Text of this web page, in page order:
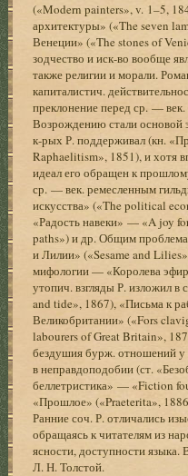
(«Modern painters», v. 1–5,
архитектуры» («The seven
Венеции» («The stones of
зодчество и иск-во вообще
также религии и морали.
капиталистич.
преклонение перед ср. —
Возрождению стали основой
к-рых Р. поддерживал (кн.
Raphaelitism», 1851), и хотя
идеал его обращен к
ср. — век. ремесленным
искусства» («The political
«Радость навеки» — «A joy
paths») и др. Общим
и Лилии» («Sesame and
мифологии — «Королева
утопич. взгляды Р. изложил
and tide», 1867), «Письма к
Великобритании» («Fors
labourers of Great Britain»,
бездушия бурж. отношений у
в неправдоподобии (ст.
беллетристика» — «Fiction
«Прошлое» («Praeterita»,
Ранние соч. Р. отличались
обращаясь к читателям из
ясности, доступности языка.
Л. Н. Толстой.